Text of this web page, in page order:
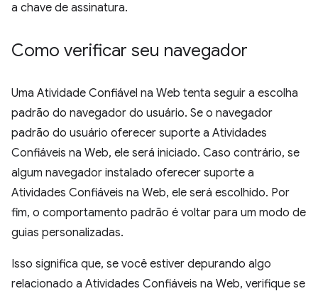
a chave de assinatura.
Como verificar seu navegador
Uma Atividade Confiável na Web tenta seguir a escolha
padrão do navegador do usuário. Se o navegador
padrão do usuário oferecer suporte a Atividades
Confiáveis na Web, ele será iniciado. Caso contrário, se
algum navegador instalado oferecer suporte a
Atividades Confiáveis na Web, ele será escolhido. Por
fim, o comportamento padrão é voltar para um modo de
guias personalizadas.
Isso significa que, se você estiver depurando algo
relacionado a Atividades Confiáveis na Web, verifique se